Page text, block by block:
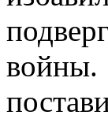
войны.